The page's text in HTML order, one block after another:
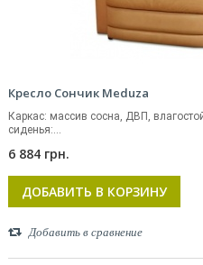
Кресло Сончик Meduza
Каркас: массив сосна, ДВП,
сиденья:...
6 884 грн.
ДОБАВИТЬ В КОРЗИНУ
Добавить в сравнение